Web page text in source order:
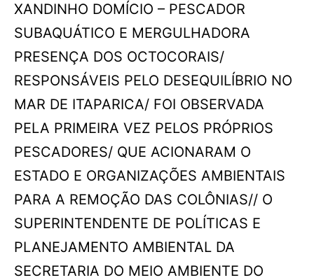
XANDINHO DOMÍCIO – PESCADOR
SUBAQUÁTICO E MERGULHADORA
PRESENÇA DOS OCTOCORAIS/
RESPONSÁVEIS PELO DESEQUILÍBRIO NO
MAR DE ITAPARICA/ FOI OBSERVADA
PELA PRIMEIRA VEZ PELOS PRÓPRIOS
PESCADORES/ QUE ACIONARAM O
ESTADO E ORGANIZAÇÕES AMBIENTAIS
PARA A REMOÇÃO DAS COLÔNIAS// O
SUPERINTENDENTE DE POLÍTICAS E
PLANEJAMENTO AMBIENTAL DA
SECRETARIA DO MEIO AMBIENTE DO